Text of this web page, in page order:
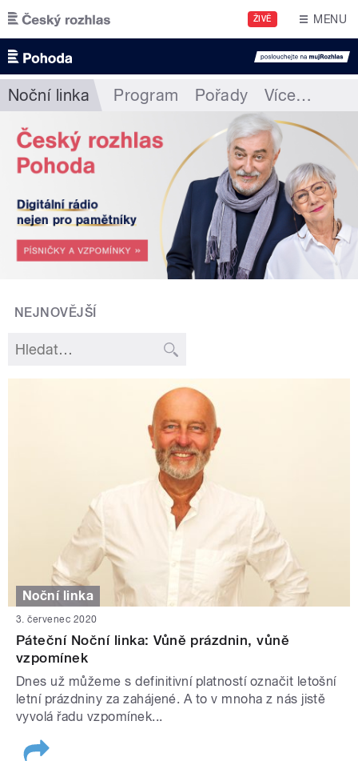
Přejít k hlavnímu obsahu
ŽIVĚ MENU
Noční linka Program Pořady Více…
NEJNOVĚJŠÍ
Noční linka
3. červenec 2020
Páteční Noční linka: Vůně prázdnin, vůně
vzpomínek
Dnes už můžeme s definitivní platností označit letošní
letní prázdniny za zahájené. A to v mnoha z nás jistě
vyvolá řadu vzpomínek...